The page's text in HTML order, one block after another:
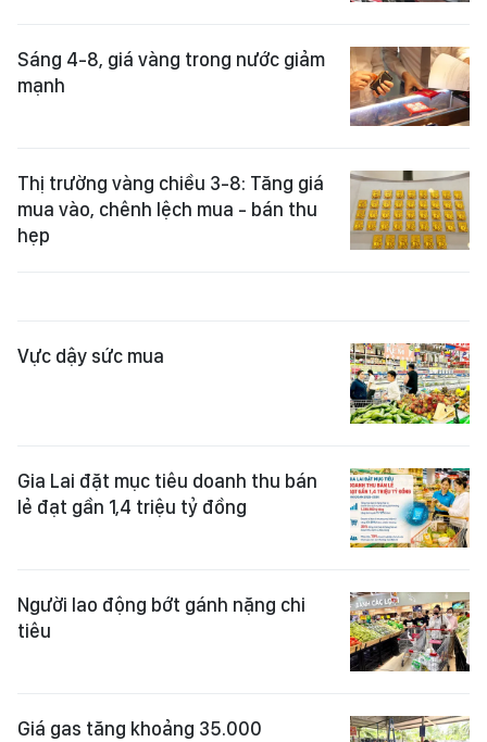
Sáng 4-8, giá vàng trong nước giảm
mạnh
Thị trường vàng chiều 3-8: Tăng giá
mua vào, chênh lệch mua - bán thu
hẹp
Vực dậy sức mua
Gia Lai đặt mục tiêu doanh thu bán
lẻ đạt gần 1,4 triệu tỷ đồng
Người lao động bớt gánh nặng chi
tiêu
Giá gas tăng khoảng 35.000